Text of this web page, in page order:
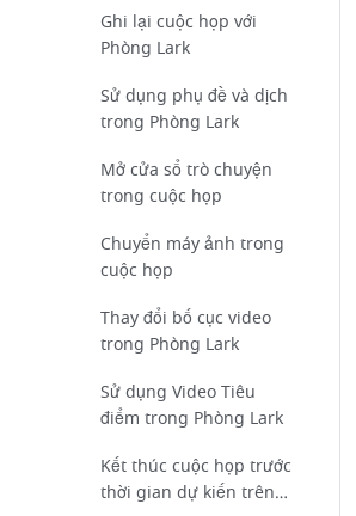
Ghi lại cuộc họp với
Phòng Lark
Sử dụng phụ đề và dịch
trong Phòng Lark
Mở cửa sổ trò chuyện
trong cuộc họp
Chuyển máy ảnh trong
cuộc họp
Thay đổi bố cục video
trong Phòng Lark
Sử dụng Video Tiêu
điểm trong Phòng Lark
Kết thúc cuộc họp trước
thời gian dự kiến trên